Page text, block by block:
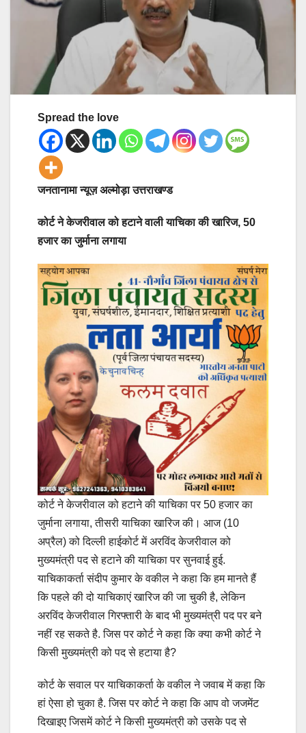
Spread the love
जनतानामा न्यूज़ अल्मोड़ा उत्तराखण्ड
कोर्ट ने केजरीवाल को हटाने वाली याचिका की खारिज, 50
हजार का जुर्माना लगाया
कोर्ट ने केजरीवाल को हटाने की याचिका पर 50 हजार का
जुर्माना लगाया, तीसरी याचिका खारिज की। आज (10
अप्रैल) को दिल्ली हाईकोर्ट में अरविंद केजरीवाल को
मुख्यमंत्री पद से हटाने की याचिका पर सुनवाई हुई.
याचिकाकर्ता संदीप कुमार के वकील ने कहा कि हम मानते हैं
कि पहले की दो याचिकाएं खारिज की जा चुकी है, लेकिन
अरविंद केजरीवाल गिरफ्तारी के बाद भी मुख्यमंत्री पद पर बने
नहीं रह सकते है. जिस पर कोर्ट ने कहा कि क्या कभी कोर्ट ने
किसी मुख्यमंत्री को पद से हटाया है?
कोर्ट के सवाल पर याचिकाकर्ता के वकील ने जवाब में कहा कि
हां ऐसा हो चुका है. जिस पर कोर्ट ने कहा कि आप वो जजमेंट
दिखाइए जिसमें कोर्ट ने किसी मुख्यमंत्री को उसके पद से